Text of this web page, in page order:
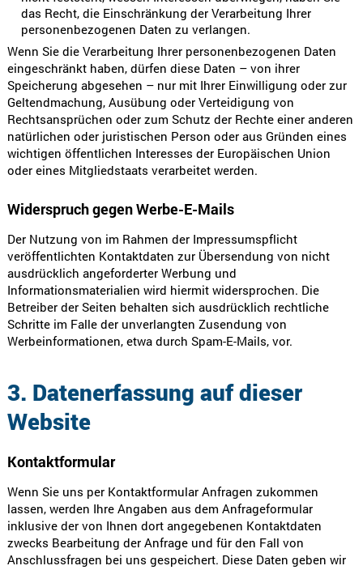
das Recht, die Einschränkung der Verarbeitung Ihrer
personenbezogenen Daten zu verlangen.
Wenn Sie die Verarbeitung Ihrer personenbezogenen Daten
eingeschränkt haben, dürfen diese Daten – von ihrer
Speicherung abgesehen – nur mit Ihrer Einwilligung oder zur
Geltendmachung, Ausübung oder Verteidigung von
Rechtsansprüchen oder zum Schutz der Rechte einer anderen
natürlichen oder juristischen Person oder aus Gründen eines
wichtigen öffentlichen Interesses der Europäischen Union
oder eines Mitgliedstaats verarbeitet werden.
Widerspruch gegen Werbe-E-Mails
Der Nutzung von im Rahmen der Impressumspflicht
veröffentlichten Kontaktdaten zur Übersendung von nicht
ausdrücklich angeforderter Werbung und
Informationsmaterialien wird hiermit widersprochen. Die
Betreiber der Seiten behalten sich ausdrücklich rechtliche
Schritte im Falle der unverlangten Zusendung von
Werbeinformationen, etwa durch Spam-E-Mails, vor.
3. Datenerfassung auf dieser
Website
Kontaktformular
Wenn Sie uns per Kontaktformular Anfragen zukommen
lassen, werden Ihre Angaben aus dem Anfrageformular
inklusive der von Ihnen dort angegebenen Kontaktdaten
zwecks Bearbeitung der Anfrage und für den Fall von
Anschlussfragen bei uns gespeichert. Diese Daten geben wir